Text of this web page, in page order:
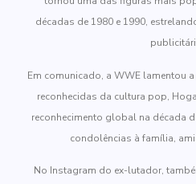
décadas de 1980 e 1990,
Em comunicado, a WWE lamentou
reconhecidas da cultura pop,
reconhecimento global na década
condolências à família,
No Instagram do ex-lutador,